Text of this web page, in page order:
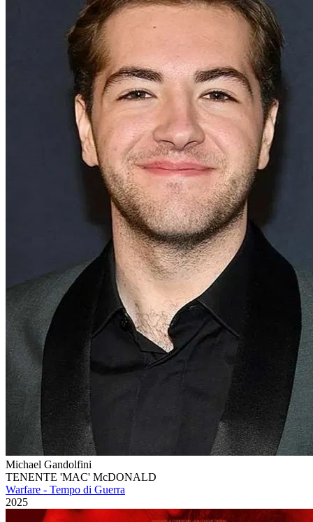
Michael Gandolfini
TENENTE 'MAC' McDONALD
Warfare - Tempo di Guerra
2025